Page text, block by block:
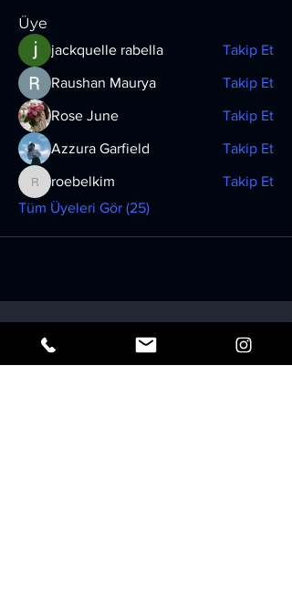
Üye
jackquelle rabella Takip Et
Raushan Maurya Takip Et
Rose June Takip Et
Azzura Garfield Takip Et
roebelkim
roebelkim
Takip Et
Tüm Üyeleri Gör (25)
Atlas Kampus Eğitim Hizmetleri